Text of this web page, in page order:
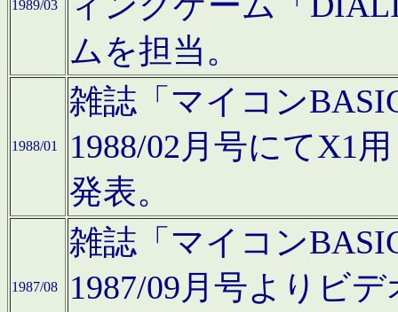
1989/03
ムを担当。
1988/01
雑誌「マイコン
1988/02月号にてX1
発表。
1987/08
雑誌「マイコン
1987/09月号よりビ